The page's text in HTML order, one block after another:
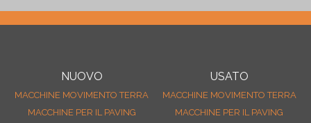
LA TUA SEZIONE
NUOVO
MACCHINE MOVIMENTO TERRA
MACCHINE PER IL PAVING
USATO
MACCHINE MOVIMENTO TERRA
MACCHINE PER IL PAVING